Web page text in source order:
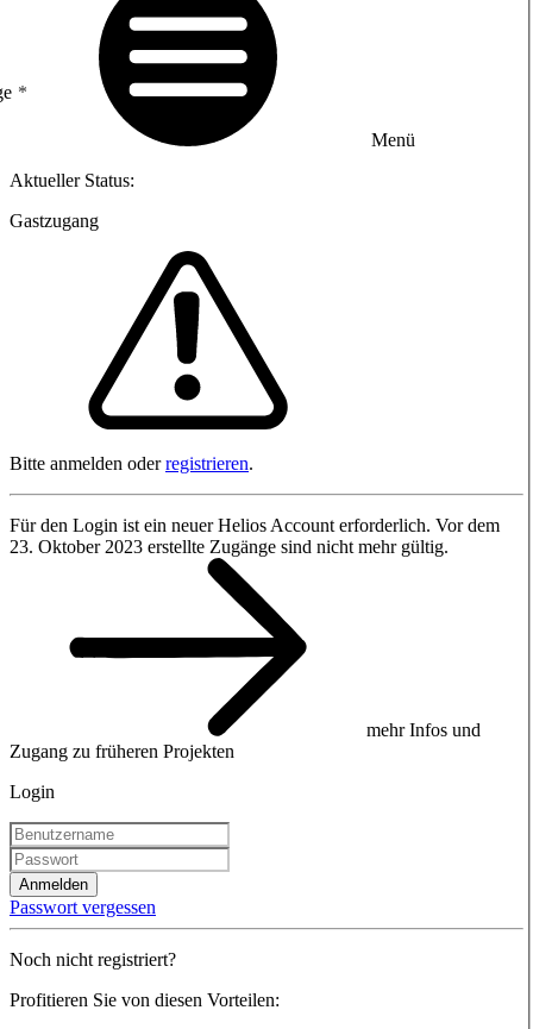
Menü
Aktueller Status:
Gastzugang
Bitte anmelden oderregistrieren.
Für den Login ist ein neuer Helios Account erforderlich. Vor dem
23. Oktober 2023 erstellte Zugänge sind nicht mehr gültig.
mehr Infos und
Zugang zu früheren Projekten
Login
Anmelden
Passwort vergessen
Noch nicht registriert?
Profitieren Sie von diesen Vorteilen: